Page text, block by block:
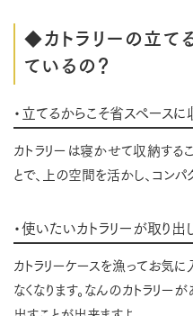
◆カトラリーの立て
ているの？
・立てるからこそ省スペース
カトラリーは寝かせて収納する
とで、上の空間を活かし、コンパ
・使いたいカトラリーが取り出
カトラリーケースを漁ってお気
なくなります。なんのカトラリー